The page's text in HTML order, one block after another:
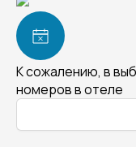
К сожалению, в
номеров в отеле